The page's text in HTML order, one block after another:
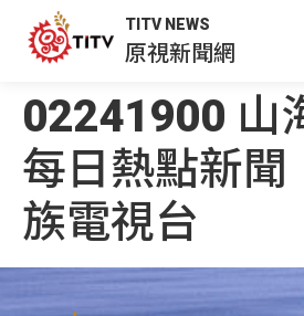
TITV NEWS
原視新聞網
02241900 山
每日熱點新聞
族電視台